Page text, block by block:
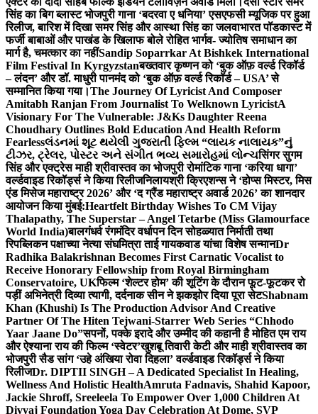
सिंह का बिग ब्लास्ट भोजपुरी गाना ‘बदरवा ए धनिया’ एसएफसी म्यूजिक पर हुआ
रिलीज, बारिश में दिखा समर सिंह और आस्था सिंह का जलवाभारत पॉडकास्ट में
फर्जी बाबाओं और पाखंड के खिलाफ बोले रोहित भार्गव- ज्योतिष समाधान का
मार्ग है, चमत्कार का नहींSandip Soparrkar At Bishkek International
Film Festival In Kyrgyzstanबख्तवार कृष्णन को ‘बुक ऑफ़ वर्ल्ड रिकॉर्ड
– लंदन’ और डॉ. माधुरी पानमंद को ‘बुक ऑफ़ वर्ल्ड रिकॉर्ड – USA’ से
सम्मानित किया गया।The Journey Of Lyricist And Composer
Amitabh Ranjan From Journalist To Welknown LyricistA
Visionary For The Vulnerable: J&Ks Daughter Reena
Choudhary Outlines Bold Education And Health Reform
Fearlessલંડનમાં શૂટ થયેલી ગુજરાતી ફિલ્મ “લાયક નાલાયક”નું
ટીઝર, ટ્રેલર, પોસ્ટર અને સંગીત ભવ્ય સમારોહમાં લોન્ચसिंगर सुगम
सिंह और एक्ट्रेस माही श्रीवास्तव का भोजपुरी रोमांटिक गाना ‘करिया धागा’
वर्ल्डवाइड रिकॉर्ड्स ने किया रिलीजनिलायश्री क्रिएशन्स ने ‘होप्स मिस्टर, मिस
एंड मिसेज महाराष्ट्र 2026’ और ‘द ग्रैंड महाराष्ट्र अवार्ड 2026’ का शानदार
आयोजन किया मुंबई:Heartfelt Birthday Wishes To CM Vijay
Thalapathy, The Superstar – Angel Tetarbe (Miss Glamourface
World India)बालगंधर्व रंगमंदिर वर्धापन दिन सोहळ्यात निर्माती तथा
रिपब्लिकन पक्षाच्या नेत्या संघमित्रा ताई गायकवाड यांचा विशेष सन्मानDr
Radhika Balakrishnan Becomes First Carnatic Vocalist to
Receive Honorary Fellowship from Royal Birmingham
Conservatoire, UKफिल्म ‘शेल्टर होम’ की शूटिंग के दौरान फूट-फूटकर रो
पड़ीं अभिनेत्री दिव्या त्यागी, दर्दनाक सीन ने झकझोर दिया पूरा सेटShabnam
Khan (Khushi) Is The Production Advisor And Creative
Partner Of The Hiten Tejwani-Starrer Web Series “Chhodo
Yaar Jaane Do”सपनों, पक्के इरादे और उम्मीद की कहानी है मोहित एम राय
और ऐश्याना राय की फिल्म ‘स्वेटर’खुशबू तिवारी केटी और माही श्रीवास्तव का
भोजपुरी सैड सांग ‘उहे अंखिया रोवा दिहला’ वर्ल्डवाइड रिकॉर्ड्स ने किया
रिलीजDr. DIPTII SINGH – A Dedicated Specialist In Healing,
Wellness And Holistic HealthAmruta Fadnavis, Shahid Kapoor,
Jackie Shroff, Sreeleela To Empower Over 1,000 Children At
Divyaj Foundation Yoga Day Celebration At Dome, SVP